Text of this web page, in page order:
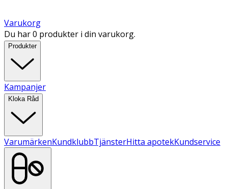
Varukorg
Du har 0 produkter i din varukorg.
Produkter
Kampanjer
Kloka Råd
VarumärkenKundklubbTjänsterHitta apotekKundservice